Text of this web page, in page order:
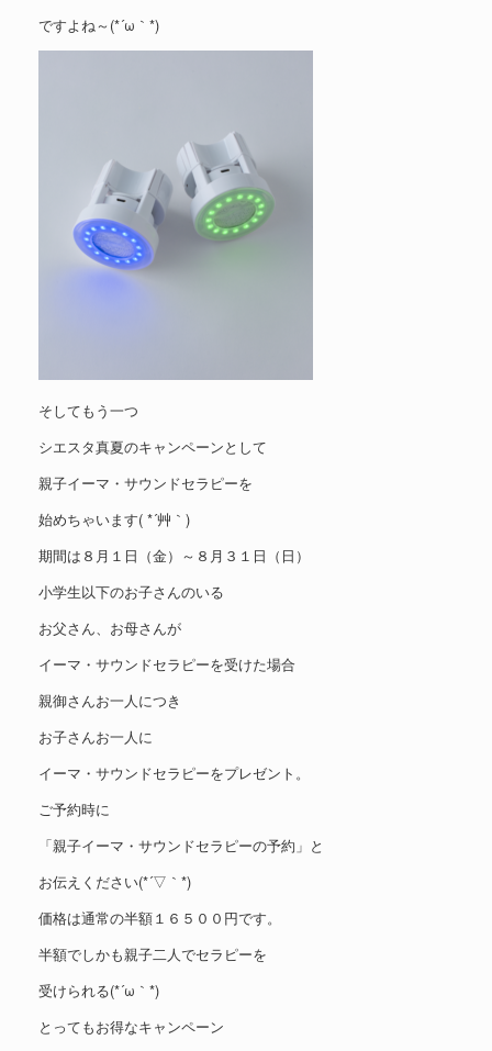
ですよね～(*´ω｀*)
そしてもう一つ
シエスタ真夏のキャンペーンとして
親子イーマ・サウンドセラピーを
始めちゃいます( *´艸｀)
期間は８月１日（金）～８月３１日（日）
小学生以下のお子さんのいる
お父さん、お母さんが
イーマ・サウンドセラピーを受けた場合
親御さんお一人につき
お子さんお一人に
イーマ・サウンドセラピーをプレゼント。
ご予約時に
「親子イーマ・サウンドセラピーの予約」と
お伝えください(*´▽｀*)
価格は通常の半額１６５００円です。
半額でしかも親子二人でセラピーを
受けられる(*´ω｀*)
とってもお得なキャンペーン